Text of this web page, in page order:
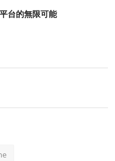
台的無限可能